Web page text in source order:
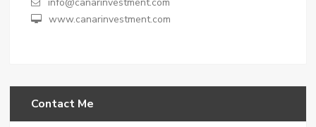
www.canarinvestment.com
Contact Me